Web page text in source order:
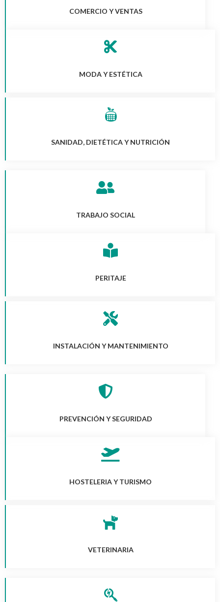
COMERCIO Y VENTAS
MODA Y ESTÉTICA
SANIDAD, DIETÉTICA Y NUTRICIÓN
TRABAJO SOCIAL
PERITAJE
INSTALACIÓN Y MANTENIMIENTO
PREVENCIÓN Y SEGURIDAD
HOSTELERIA Y TURISMO
VETERINARIA